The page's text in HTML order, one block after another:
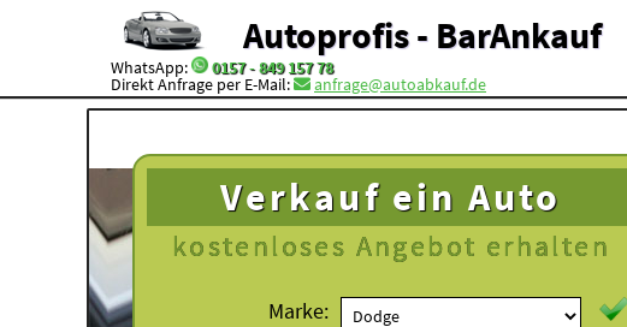
Autoprofis - BarAnkauf
WhatsApp: 0157 - 849 157 78
Direkt Anfrage per E-Mail: anfrage@autoabkauf.de
Verkauf ein Auto
kostenloses Angebot erhalten
Marke: